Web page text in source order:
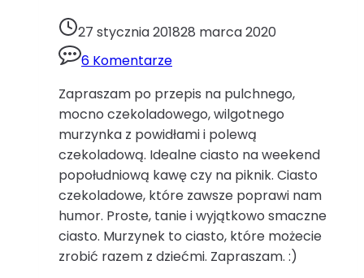
27 stycznia 201828 marca 2020
6 Komentarze
Zapraszam po przepis na pulchnego,
mocno czekoladowego, wilgotnego
murzynka z powidłami i polewą
czekoladową. Idealne ciasto na weekend
popołudniową kawę czy na piknik. Ciasto
czekoladowe, które zawsze poprawi nam
humor. Proste, tanie i wyjątkowo smaczne
ciasto. Murzynek to ciasto, które możecie
zrobić razem z dziećmi. Zapraszam. :)